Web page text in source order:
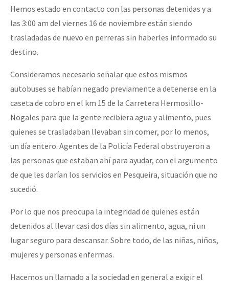
Hemos estado en contacto con las personas detenidas y a
las 3:00 am del viernes 16 de noviembre están siendo
trasladadas de nuevo en perreras sin haberles informado su
destino.
Consideramos necesario señalar que estos mismos
autobuses se habían negado previamente a detenerse en la
caseta de cobro en el km 15 de la Carretera Hermosillo-
Nogales para que la gente recibiera agua y alimento, pues
quienes se trasladaban llevaban sin comer, por lo menos,
un día entero. Agentes de la Policía Federal obstruyeron a
las personas que estaban ahí para ayudar, con el argumento
de que les darían los servicios en Pesqueira, situación que no
sucedió.
Por lo que nos preocupa la integridad de quienes están
detenidos al llevar casi dos días sin alimento, agua, ni un
lugar seguro para descansar. Sobre todo, de las niñas, niños,
mujeres y personas enfermas.
Hacemos un llamado a la sociedad en general a exigir el